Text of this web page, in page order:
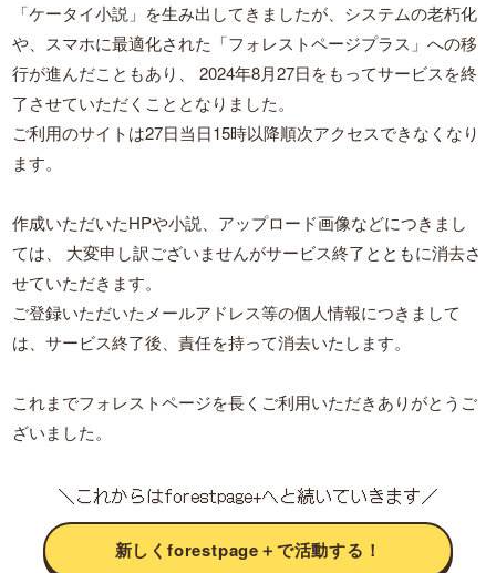
「ケータイ小説」を生み出してきましたが、システムの老朽化
や、スマホに最適化された「フォレストページプラス」への移
行が進んだこともあり、
2024年8月27日をもってサービスを終
了させていただくこととなりました。
ご利用のサイトは27日当日15時以降順次アクセスできなくなり
ます。
作成いただいたHPや小説、アップロード画像などにつきまし
ては、
大変申し訳ございませんがサービス終了とともに消去さ
せていただきます。
ご登録いただいたメールアドレス等の個人情報につきまして
は、サービス終了後、責任を持って消去いたします。
これまでフォレストページを長くご利用いただきありがとうご
ざいました。
＼これからはforestpage+へと続いていきます／
新しくforestpage＋で活動する！